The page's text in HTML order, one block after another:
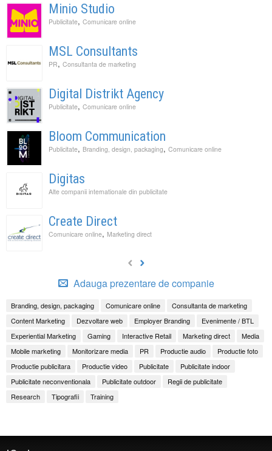
Minio Studio
Publicitate, Comunicare online
MSL Consultants
PR, Consultanta de marketing
Digital Distrikt Agency
Publicitate, Comunicare online
Bloom Communication
Publicitate, Branding, design, packaging, Comunicare online
Digitas
Alte companii internationale din publicitate
Create Direct
Comunicare online, Marketing direct
Adauga prezentare de companie
Branding, design, packaging Comunicare online
Consultanta de marketing
Content Marketing
Dezvoltare web Employer Branding
Evenimente / BTL
Experiential Marketing
Gaming Interactive Retail Marketing direct
Media
Mobile marketing
Monitorizare media PR Productie audio
Productie foto
Productie publicitara
Productie video Publicitate
Publicitate indoor
Publicitate neconventionala
Publicitate outdoor
Regii de publicitate
Research
Tipografii Training